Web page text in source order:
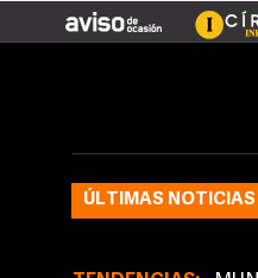
ÚLTIMAS NOTICIAS